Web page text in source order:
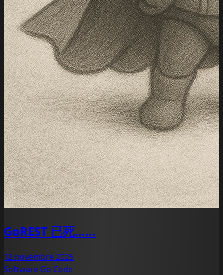
GoREST 已死……
12 novembre 2025
Software Go Code